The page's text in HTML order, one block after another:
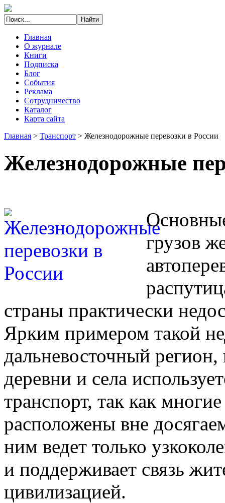
Главная
О журнале
Книги
Подписка
Блог
События
Реклама
Сотрудничество
Каталог
Карта сайта
Главная > Транспорт > Железнодорожные перевозки в России
Железнодорожные
грузов
страны практически
Ярким примером такой
дальневосточный регион,
деревни и села
транспорт, так как
расположены вне
ним ведет только
и поддерживает связь
цивилизацией.